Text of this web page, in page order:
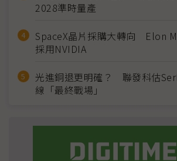
2028準時量產
SpaceX晶片採購大轉向 Elon
採用NVIDIA
光進銅退更明確？ 聯發科估
線「最終戰場」